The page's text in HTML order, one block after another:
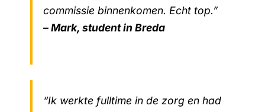
commissie binnenkomen. Echt top.”
– Mark, student in Breda
“Ik werkte fulltime in de zorg en had